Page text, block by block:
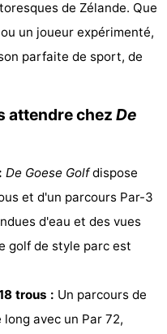
de Zélande. Que
un joueur expérimenté,
parfaite de sport, de
attendre chez De
De Goese Golfdispose
et d'un parcours Par-3
d'eau et des vues
golf de style parc est
trous : Un parcours de
avec un Par 72,